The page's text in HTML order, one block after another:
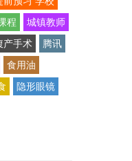
程
城镇教师
产手术
腾讯
食用油
隐形眼镜